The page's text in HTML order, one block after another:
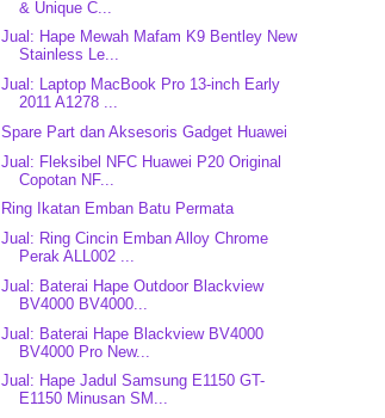
& Unique C...
Jual: Hape Mewah Mafam K9 Bentley New
Stainless Le...
Jual: Laptop MacBook Pro 13-inch Early
2011 A1278 ...
Spare Part dan Aksesoris Gadget Huawei
Jual: Fleksibel NFC Huawei P20 Original
Copotan NF...
Ring Ikatan Emban Batu Permata
Jual: Ring Cincin Emban Alloy Chrome
Perak ALL002 ...
Jual: Baterai Hape Outdoor Blackview
BV4000 BV4000...
Jual: Baterai Hape Blackview BV4000
BV4000 Pro New...
Jual: Hape Jadul Samsung E1150 GT-
E1150 Minusan SM...